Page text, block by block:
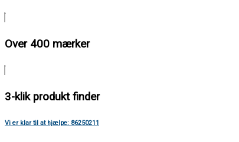
Over 400 mærker
3-klik produkt finder
Vi er klar til at hjælpe: 86250211